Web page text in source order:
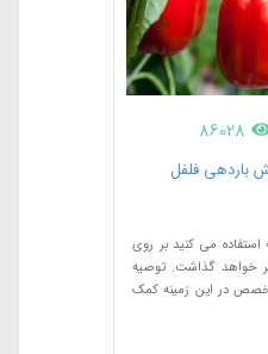
86028
باردهی فلفل
می کنید بر روی
خواهد گذاشت. توصیه
در این زمینه کمک